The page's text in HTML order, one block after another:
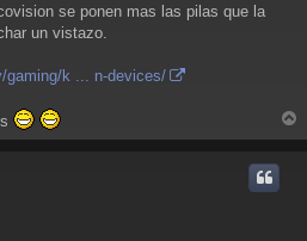
se ponen mas las pilas que la
un vistazo.
gaming/k ... n-devices/
r